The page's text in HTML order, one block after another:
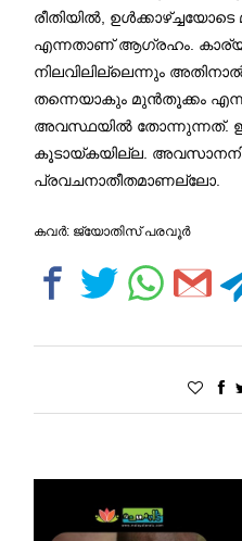
രീതിയിൽ,
എന്നതാണ് ആഗ്രഹം.
നിലവിലില്ലെന്നും
തന്നെയാകും മുൻതൂക്കം
അവസ്ഥയിൽ തോന്നുന്നത്.
കൂടായ്കയില്ല.
പ്രവചനാതീതമാണല്ലോ.
കവര്‍: ജ്യോതിസ് പരവൂര്‍